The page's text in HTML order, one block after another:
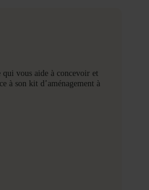
vous aide à concevoir et
à son kit d’aménagement à